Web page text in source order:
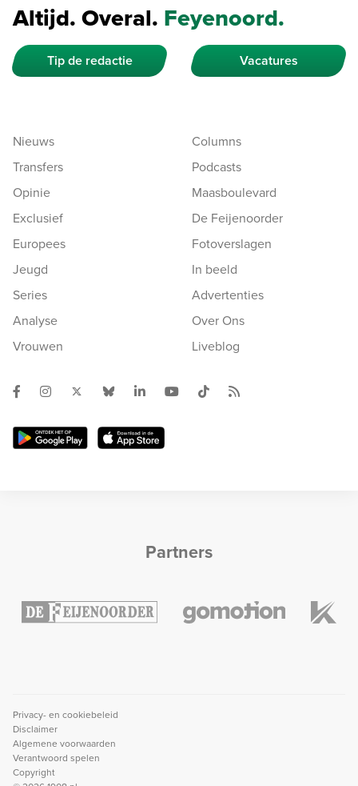
Altijd. Overal. Feyenoord.
Tip de redactie Vacatures
Nieuws
Transfers
Opinie
Exclusief
Europees
Jeugd
Series
Analyse
Vrouwen
Columns
Podcasts
Maasboulevard
De Feijenoorder
Fotoverslagen
In beeld
Advertenties
Over Ons
Liveblog
Partners
Privacy- en cookiebeleid
Disclaimer
Algemene voorwaarden
Verantwoord spelen
Copyright